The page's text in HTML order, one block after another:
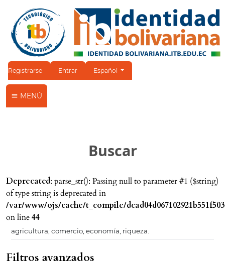
Registrarse Entrar Cambiar el idioma. El idioma actual es:
Español
MENÚ
Buscar
Deprecated: parse_str(): Passing null to parameter #1 ($string)
of type string is deprecated in
/var/www/ojs/cache/t_compile/
on line44
Filtros avanzados